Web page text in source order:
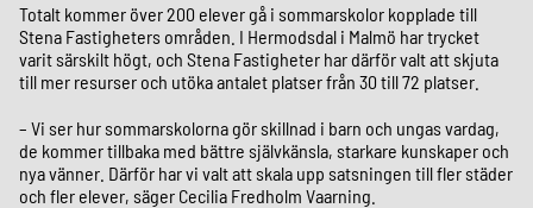
Totalt kommer över 200 elever gå i sommarskolor kopplade till
Stena Fastigheters områden. I Hermodsdal i Malmö har trycket
varit särskilt högt, och Stena Fastigheter har därför valt att skjuta
till mer resurser och utöka antalet platser från 30 till 72 platser.
– Vi ser hur sommarskolorna gör skillnad i barn och ungas vardag,
de kommer tillbaka med bättre självkänsla, starkare kunskaper och
nya vänner. Därför har vi valt att skala upp satsningen till fler städer
och fler elever, säger Cecilia Fredholm Vaarning.